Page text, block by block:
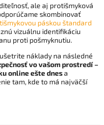
ale aj protišmyková
skombinovať
páskou štandard
vizuálnu identifikáciu
proti pošmyknutiu.
náklady na následné
vo vašom prostredí –
online ešte dnesa
tam, kde to má najväčší